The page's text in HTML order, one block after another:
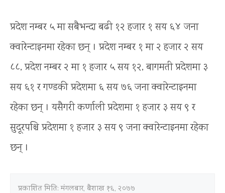
प्रदेश नम्बर ५ मा सबैभन्दा बढी १२ हजार १ सय ६४ जना
क्वारेन्टाइनमा रहेका छन् । प्रदेश नम्बर १ मा २ हजार २ सय
८८, प्रदेश नम्बर २ मा १ हजार ५ सय १२, बागमती प्रदेशमा ३
सय ६१ र गण्डकी प्रदेशमा ६ सय ७६ जना क्वारेन्टाइनमा
रहेका छन् । यसैगरी कर्णाली प्रदेशमा १ हजार ३ सय ९ र
सुदूरपश्चि प्रदेशमा १ हजार ३ सय ९ जना क्वारेन्टाइनमा रहेका
छन् ।
प्रकाशित मिति:मंगलबार, बैशाख १६, २०७७